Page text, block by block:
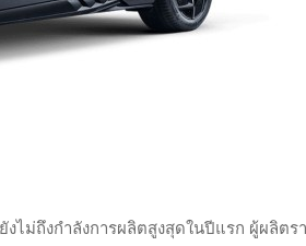
ไม่ถึงกำลังการผลิตสูงสุดในปีแรก ผู้ผลิตร